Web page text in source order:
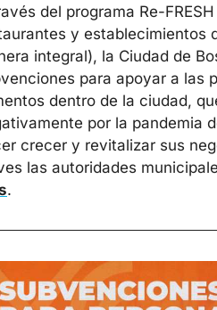
del programa Re-
y establecimientos
integral), la Ciudad de
para apoyar a las
dentro de la ciudad,
por la pandemia
crecer y revitalizar sus
las autoridades
.